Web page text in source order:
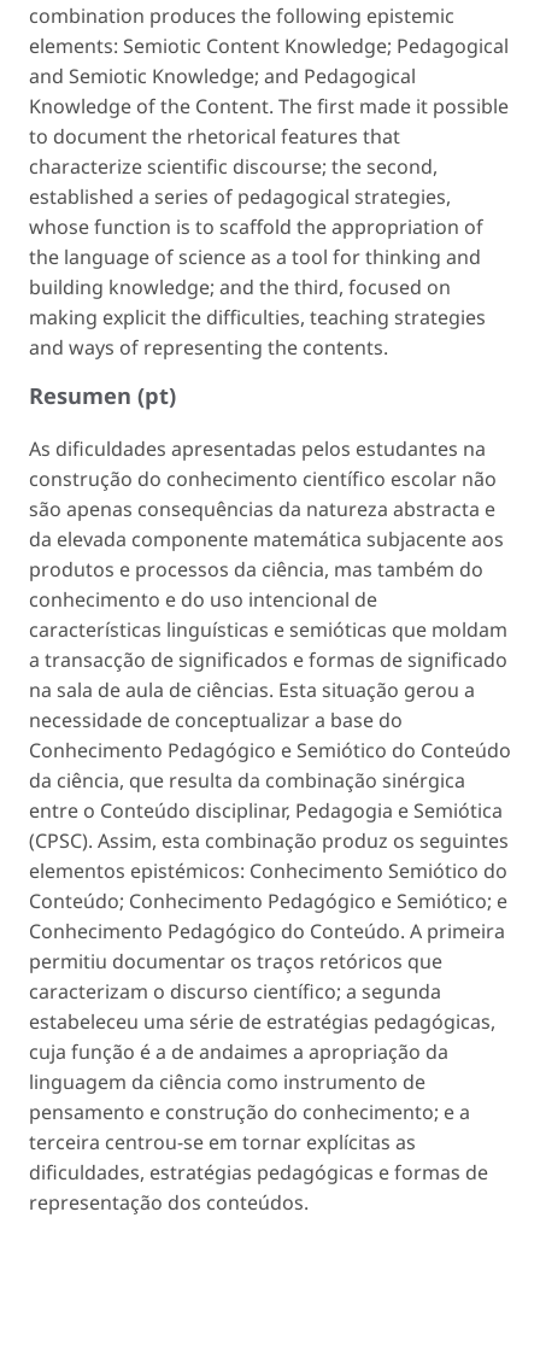
combination produces the following epistemic
elements: Semiotic Content Knowledge; Pedagogical
and Semiotic Knowledge; and Pedagogical
Knowledge of the Content. The first made it possible
to document the rhetorical features that
characterize scientific discourse; the second,
established a series of pedagogical strategies,
whose function is to scaffold the appropriation of
the language of science as a tool for thinking and
building knowledge; and the third, focused on
making explicit the difficulties, teaching strategies
and ways of representing the contents.
Resumen (pt)
As dificuldades apresentadas pelos estudantes na
construção do conhecimento científico escolar não
são apenas consequências da natureza abstracta e
da elevada componente matemática subjacente aos
produtos e processos da ciência, mas também do
conhecimento e do uso intencional de
características linguísticas e semióticas que moldam
a transacção de significados e formas de significado
na sala de aula de ciências. Esta situação gerou a
necessidade de conceptualizar a base do
Conhecimento Pedagógico e Semiótico do Conteúdo
da ciência, que resulta da combinação sinérgica
entre o Conteúdo disciplinar, Pedagogia e Semiótica
(CPSC). Assim, esta combinação produz os seguintes
elementos epistémicos: Conhecimento Semiótico do
Conteúdo; Conhecimento Pedagógico e Semiótico; e
Conhecimento Pedagógico do Conteúdo. A primeira
permitiu documentar os traços retóricos que
caracterizam o discurso científico; a segunda
estabeleceu uma série de estratégias pedagógicas,
cuja função é a de andaimes a apropriação da
linguagem da ciência como instrumento de
pensamento e construção do conhecimento; e a
terceira centrou-se em tornar explícitas as
dificuldades, estratégias pedagógicas e formas de
representação dos conteúdos.